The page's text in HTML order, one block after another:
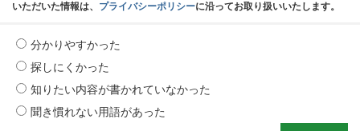
いただいた情報は、 プライバシーポリシーに沿ってお取り扱いいたします。
分かりやすかった
探しにくかった
知りたい内容が書かれていなかった
聞き慣れない用語があった